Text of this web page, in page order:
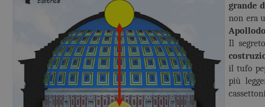
grande
non era
Il
il tufo
più